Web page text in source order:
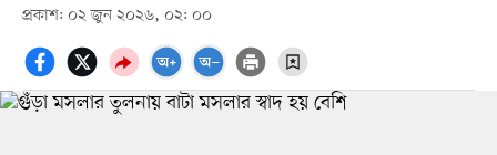
প্রকাশ: ০২ জুন ২০২৬, ০২: ০০